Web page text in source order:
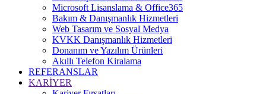
Microsoft Lisanslama & Office365
Bakım & Danışmanlık Hizmetleri
Web Tasarım ve Sosyal Medya
KVKK Danışmanlık Hizmetleri
Donanım ve Yazılım Ürünleri
Akıllı Telefon Kiralama
REFERANSLAR
KARİYER